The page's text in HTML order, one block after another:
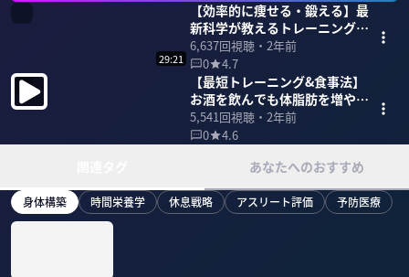
【効率的に痩せる・鍛える】最
新科学が教えるトレーニング新
常識
6,637回視聴・ 2年前
0
4.7
29:21
【最短トレーニング&食事法】
お酒を飲んでも体脂肪を増やさ
ないために
5,541回視聴・ 2年前
0
4.6
あなたへのおすすめ
身体構築 時間栄養学 休息戦略 アスリート評価 予防医療